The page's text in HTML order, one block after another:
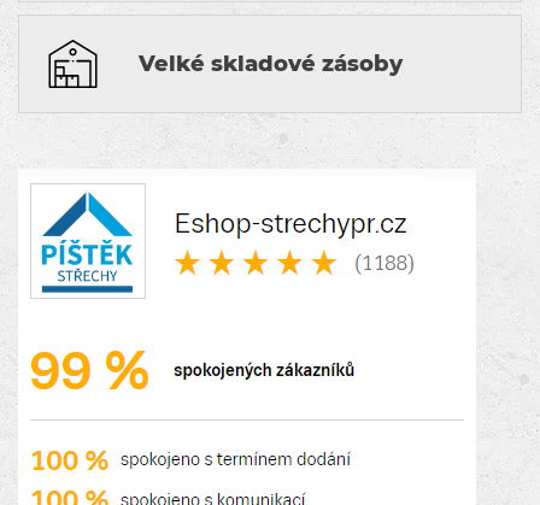
Velké skladové zásoby